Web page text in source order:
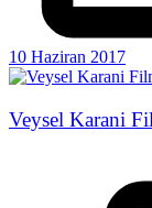
10 Haziran 2017
Veysel Karani